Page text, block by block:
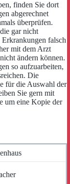
finden Sie dort
abgerechnet
überprüfen.
gar nicht
falsch
mit dem Arzt
ändern können.
so aufzuarbeiten,
Die
für die Auswahl der
Sie gern mit
um eine Kopie der